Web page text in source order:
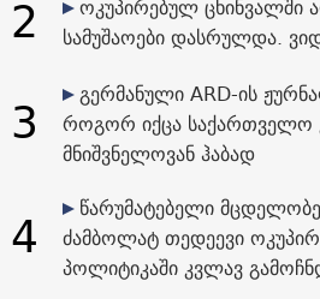
2
ოკუპირებულ ცხინვალში
სამუშაოები დასრულდა.
3
გერმანული ARD-ის
როგორ იქცა საქართველო
მნიშვნელოვან ჰაბად
4
წარუმატებელი
ძამბოლატ თედეევი
პოლიტიკაში კვლავ